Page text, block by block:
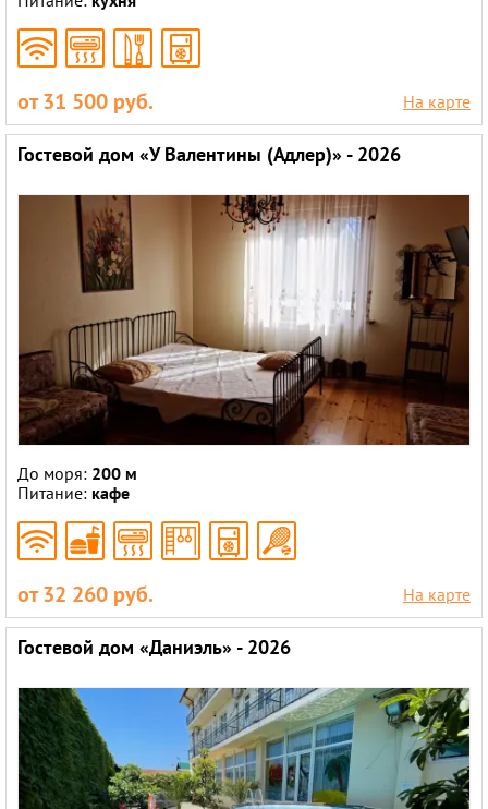
от 31 500 руб. На карте
Гостевой дом «У Валентины (Адлер)» - 2026
До моря: 200 м
Питание: кафе
от 32 260 руб. На карте
Гостевой дом «Даниэль» - 2026